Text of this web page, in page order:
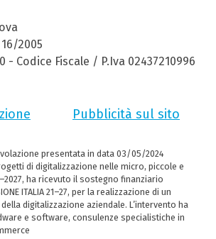
2005
Codice Fiscale / P.Iva 02437210996
Pubblicità sul sito
presentata in data 03/05/2024
di digitalizzazione nelle micro, piccole e
ha ricevuto il sostegno finanziario
ITALIA 21–27, per la realizzazione di un
digitalizzazione aziendale. L’intervento ha
e software, consulenze specialistiche in